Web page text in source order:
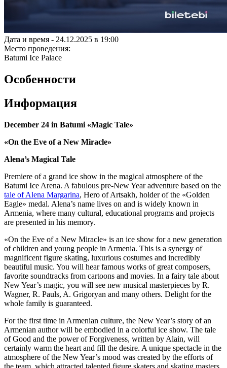
Дата и время - 24.12.2025 в 19:00
Место проведения:
Batumi Ice Palace
Особенности
Информация
December 24 in Batumi «Magic Tale»
«On the Eve of a New Miracle»
Alena’s Magical Tale
Premiere of a grand ice show in the magical atmosphere of the
Batumi Ice Arena. A fabulous pre-New Year adventure based on the
tale of Alena Margarina, Hero of Artsakh, holder of the «Golden
Eagle» medal. Alena’s name lives on and is widely known in
Armenia, where many cultural, educational programs and projects
are presented in his memory.
«On the Eve of a New Miracle» is an ice show for a new generation
of children and young people in Armenia. This is a synergy of
magnificent figure skating, luxurious costumes and incredibly
beautiful music. You will hear famous works of great composers,
favorite soundtracks from cartoons and movies. In a fairy tale about
New Year’s magic, you will see new musical masterpieces by R.
Wagner, R. Pauls, A. Grigoryan and many others. Delight for the
whole family is guaranteed.
For the first time in Armenian culture, the New Year’s story of an
Armenian author will be embodied in a colorful ice show. The tale
of Good and the power of Forgiveness, written by Alain, will
certainly warm the heart and fill the desire. A unique spectacle in the
atmosphere of the New Year’s mood was created by the efforts of
the team, which attracted talented figure skaters and skating masters